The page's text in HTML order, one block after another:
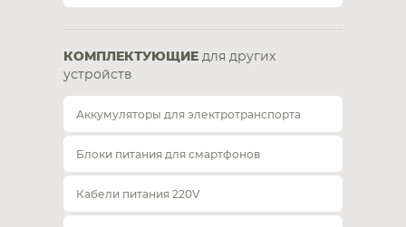
КОМПЛЕКТУЮЩИЕ для других
устройств
Аккумуляторы для электротранспорта
Блоки питания для смартфонов
Кабели питания 220V